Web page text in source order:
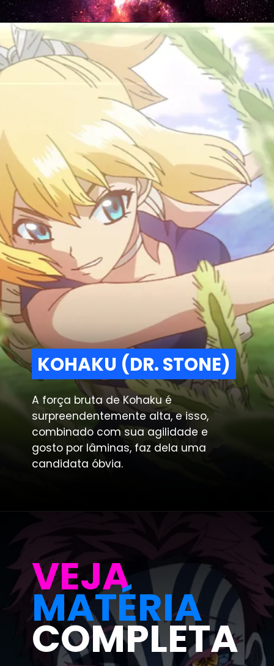
KOHAKU (DR. STONE)
KOHAKU (DR. STONE)
A força bruta de Kohaku é
surpreendentemente alta, e isso,
combinado com sua agilidade e
gosto por lâminas, faz dela uma
candidata óbvia.
VEJA
MATÉRIA
COMPLETA